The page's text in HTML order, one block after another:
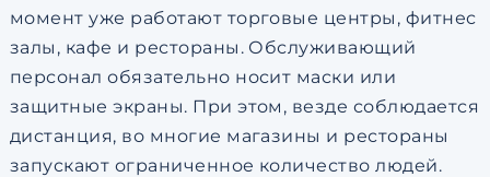
момент уже работают торговые центры, фитнес
залы, кафе и рестораны. Обслуживающий
персонал обязательно носит маски или
защитные экраны. При этом, везде соблюдается
дистанция, во многие магазины и рестораны
запускают ограниченное количество людей.